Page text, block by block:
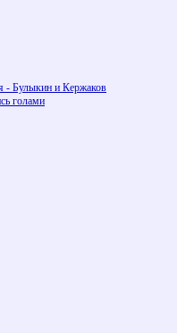
- Булыкин и Кержаков
голами